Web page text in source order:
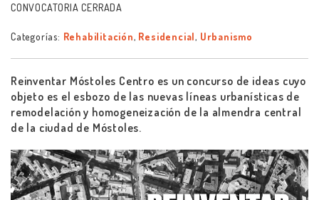
CONVOCATORIA CERRADA
Categorías: Rehabilitación, Residencial, Urbanismo
Reinventar Móstoles Centro es un concurso de ideas cuyo
objeto es el esbozo de las nuevas líneas urbanísticas de
remodelación y homogeneización de la almendra central
de la ciudad de Móstoles.